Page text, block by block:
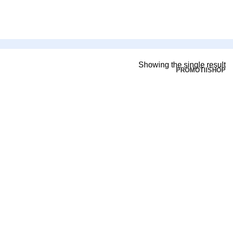
PROMOTII SHOP
Showing the single result